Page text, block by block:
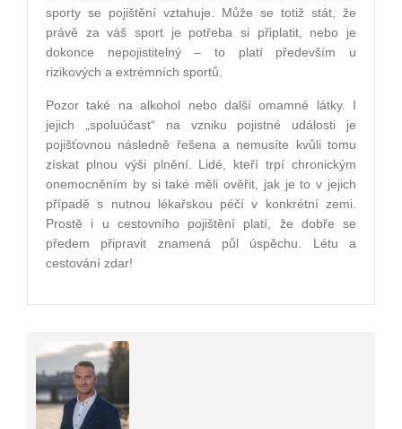
sporty se pojištění vztahuje. Může se totiž stát, že
právě za váš sport je potřeba si připlatit, nebo je
dokonce nepojistitelný – to platí především u
rizikových a extrémních sportů.
Pozor také na alkohol nebo další omamné látky. I
jejich „spoluúčast“ na vzniku pojistné události je
pojišťovnou následně řešena a nemusíte kvůli tomu
získat plnou výši plnění. Lidé, kteří trpí chronickým
onemocněním by si také měli ověřit, jak je to v jejich
případě s nutnou lékařskou péčí v konkrétní zemi.
Prostě i u cestovního pojištění platí, že dobře se
předem připravit znamená půl úspěchu. Létu a
cestování zdar!